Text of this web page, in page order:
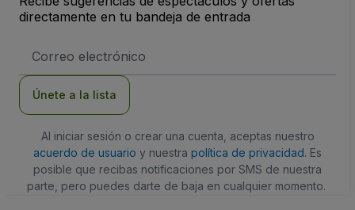
directamente en tu bandeja de entrada
de
Únete a la lista
Al iniciar sesión o crear una cuenta, aceptas nuestro
acuerdo de usuario y nuestra política de privacidad. Es
posible que recibas notificaciones por SMS de nuestra
parte, pero puedes darte de baja en cualquier momento.